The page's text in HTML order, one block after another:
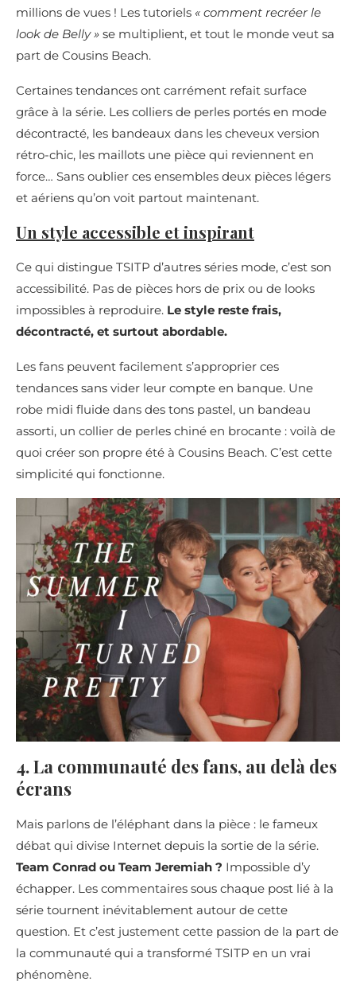
millions de vues ! Les tutoriels « comment recréer le
look de Belly » se multiplient, et tout le monde veut sa
part de Cousins Beach.
Certaines tendances ont carrément refait surface
grâce à la série. Les colliers de perles portés en mode
décontracté, les bandeaux dans les cheveux version
rétro-chic, les maillots une pièce qui reviennent en
force… Sans oublier ces ensembles deux pièces légers
et aériens qu’on voit partout maintenant.
Un style accessible et inspirant
Ce qui distingue TSITP d’autres séries mode, c’est son
accessibilité. Pas de pièces hors de prix ou de looks
impossibles à reproduire. Le style reste frais,
décontracté, et surtout abordable.
Les fans peuvent facilement s’approprier ces
tendances sans vider leur compte en banque. Une
robe midi fluide dans des tons pastel, un bandeau
assorti, un collier de perles chiné en brocante : voilà de
quoi créer son propre été à Cousins Beach. C’est cette
simplicité qui fonctionne.
4. La communauté des fans, au delà des
écrans
Mais parlons de l’éléphant dans la pièce : le fameux
débat qui divise Internet depuis la sortie de la série.
Team Conrad ou Team Jeremiah ? Impossible d’y
échapper. Les commentaires sous chaque post lié à la
série tournent inévitablement autour de cette
question. Et c’est justement cette passion de la part de
la communauté qui a transformé TSITP en un vrai
phénomène.